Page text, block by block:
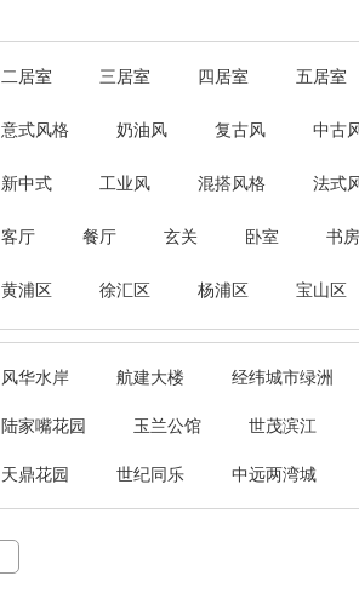
二居室 三居室 四居室 五居室
意式风格 奶油风 复古风 中古
新中式 工业风 混搭风格 法式
客厅 餐厅 玄关 卧室 书房
黄浦区 徐汇区 杨浦区 宝山区
风华水岸 航建大楼 经纬城市绿洲
陆家嘴花园 玉兰公馆 世茂滨江
天鼎花园 世纪同乐 中远两湾城